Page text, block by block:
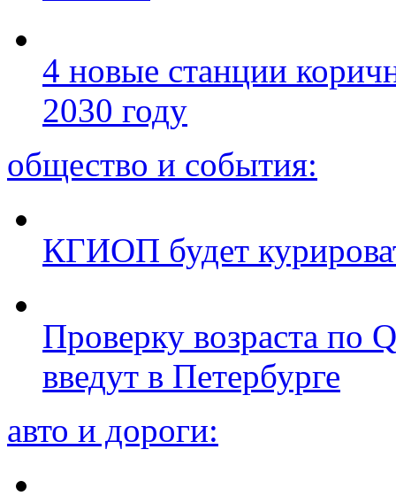
4 новые станции
2030 году
общество и события:
КГИОП будет
Проверку возраста по
введут в Петербурге
авто и дороги: